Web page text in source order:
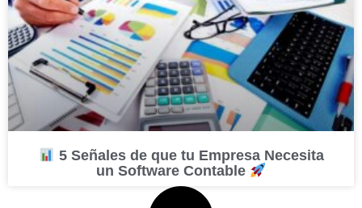
5 Señales de que tu Empresa Necesita
un Software Contable